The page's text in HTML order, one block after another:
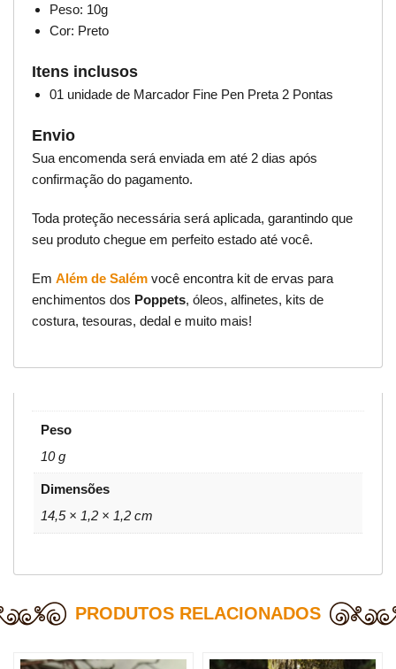
Peso: 10g
Cor: Preto
Itens inclusos
01 unidade de Marcador Fine Pen Preta 2 Pontas
Envio
Sua encomenda será enviada em até 2 dias após
confirmação do pagamento.
Toda proteção necessária será aplicada, garantindo que
seu produto chegue em perfeito estado até você.
Em Além de Salém você encontra kit de ervas para
enchimentos dos Poppets, óleos, alfinetes, kits de
costura, tesouras, dedal e muito mais!
Peso
10 g
Dimensões
14,5 × 1,2 × 1,2 cm
PRODUTOS RELACIONADOS